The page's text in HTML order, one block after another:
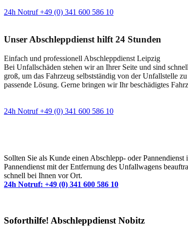
24h Notruf +49 (0) 341 600 586 10
Unser Abschleppdienst hilft 24 Stunden
Einfach und professionell Abschleppdienst Leipzig
Bei Unfallschäden stehen wir an Ihrer Seite und sind
groß, um das Fahrzeug selbstständig von der Unfallstelle
passende Lösung. Gerne bringen wir Ihr beschädigtes
24h Notruf +49 (0) 341 600 586 10
Sollten Sie als Kunde einen Abschlepp- oder
Pannendienst mit der Entfernung des Unfallwagens
schnell bei Ihnen vor Ort.
24h Notruf: +49 (0) 341 600 586 10
Soforthilfe! Abschleppdienst Nobitz